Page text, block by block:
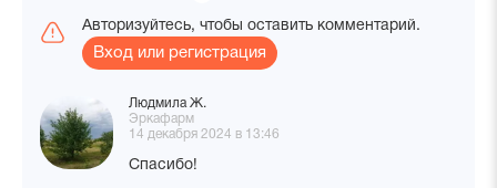
Авторизуйтесь, чтобы оставить комментарий.
Вход или регистрация
Людмила Ж.
Эркафарм
14 декабря 2024 в 13:46
Спасибо!